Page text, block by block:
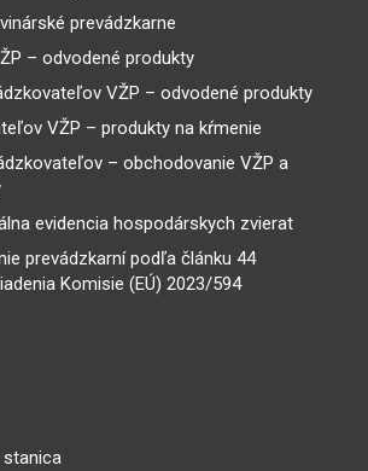
prevádzkarne
– odvodené produkty
VŽP – odvodené produkty
VŽP – produkty na kŕmenie
– obchodovanie VŽP a
evidencia hospodárskych zvierat
prevádzkarní podľa článku 44
Komisie (EÚ) 2023/594
stanica